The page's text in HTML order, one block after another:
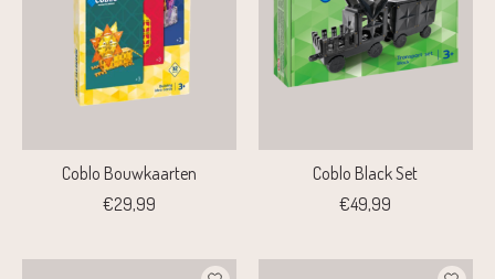
Coblo Bouwkaarten
€29,99
Coblo Black Set
€49,99